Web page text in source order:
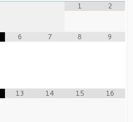
1
2
6 7 8 9
13 14 15 16